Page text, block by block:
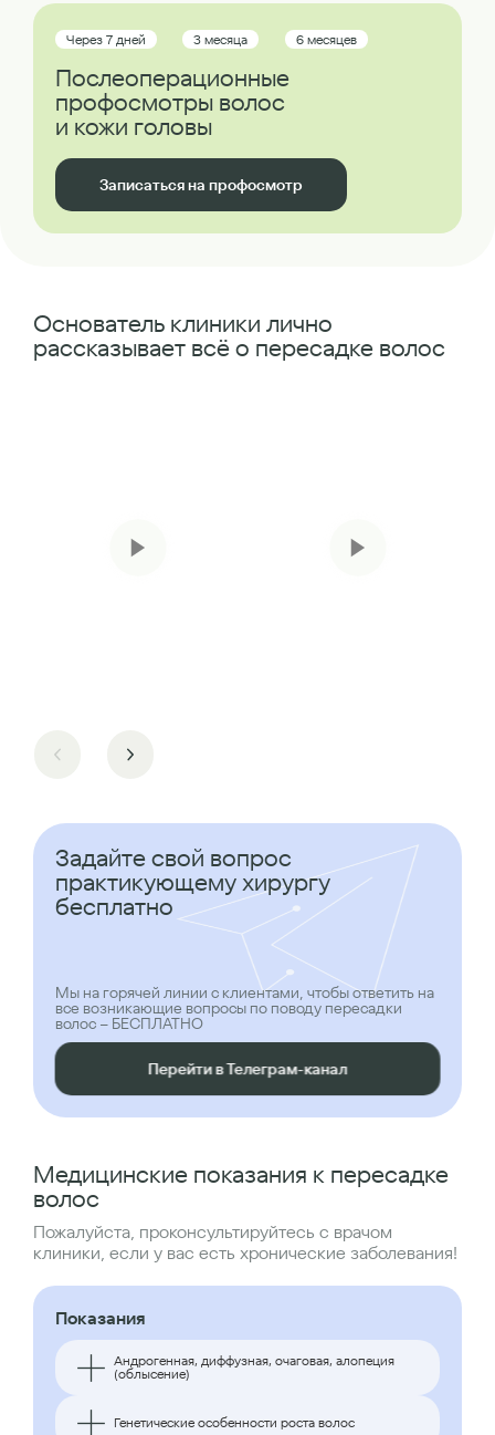
Через 7 дней 3 месяца 6 месяцев
Послеоперационные
профосмотры волос
и кожи головы
Записаться на профосмотр
Основатель клиники лично
рассказывает всё о пересадке волос
Задайте свой вопрос
практикующему хирургу
бесплатно
Мы на горячей линии с клиентами, чтобы ответить на
все возникающие вопросы по поводу пересадки
волос – БЕСПЛАТНО
Перейти в Телеграм-канал
Медицинские показания к пересадке
волос
Пожалуйста, проконсультируйтесь с врачом
клиники, если у вас есть хронические заболевания!
Показания
Андрогенная, диффузная, очаговая, алопеция
(облысение)
Генетические особенности роста волос